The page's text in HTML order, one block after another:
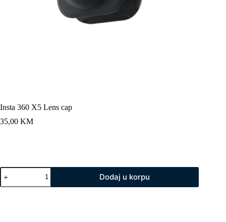
Insta 360 X5 Lens cap
35,00 KM
Insta
360
X5
Dodaj u korpu